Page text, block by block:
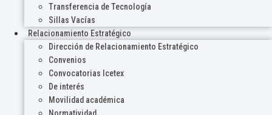
Transferencia de Tecnología
Sillas Vacías
Relacionamiento Estratégico
Dirección de Relacionamiento Estratégico
Convenios
Convocatorias Icetex
De interés
Movilidad académica